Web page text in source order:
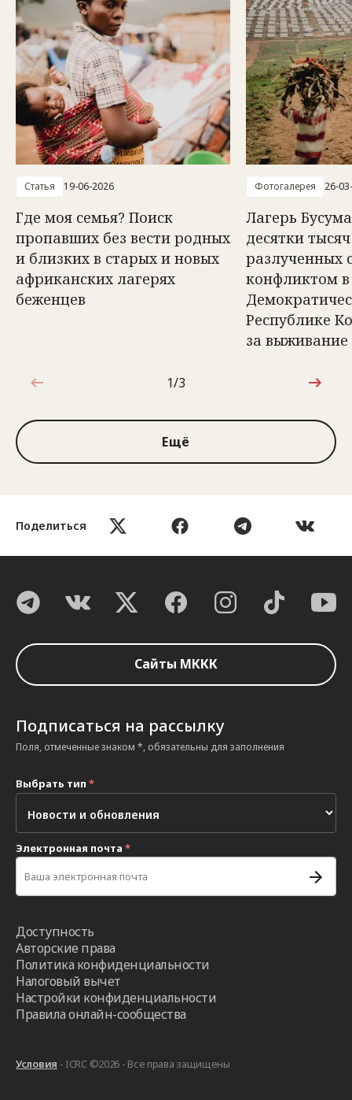
Поделиться
Статья 19-06-2026
Где моя семья? Поиск
пропавших без вести родных
и близких в старых и новых
африканских лагерях
беженцев
Фотогалерея 26-
Лагерь
десятки
разлученных
конфликтом в
Республике
за выживание
1 из 3
1/3
Ещё
Сайты МККК
Подписаться на рассылку
Поля, отмеченные знаком *, обязательны для заполнения
Выбрать тип *
Электронная почта *
Доступность
Авторские права
Политика конфиденциальности
Налоговый вычет
Настройки конфиденциальности
Правила онлайн-сообщества
Условия - ICRC ©2026 - Все права защищены